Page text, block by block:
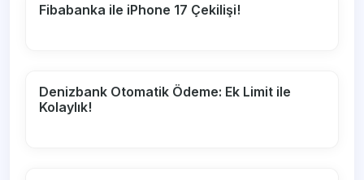
Fibabanka ile iPhone 17 Çekilişi!
Denizbank Otomatik Ödeme: Ek Limit ile
Kolaylık!